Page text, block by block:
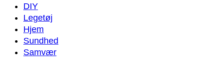
DIY
Legetøj
Hjem
Sundhed
Samvær